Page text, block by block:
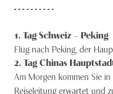
1. TagSchweiz – Peking
Flug nach Peking, der
2. TagChinas
Am Morgen kommen Sie
Reiseleitung erwartet und